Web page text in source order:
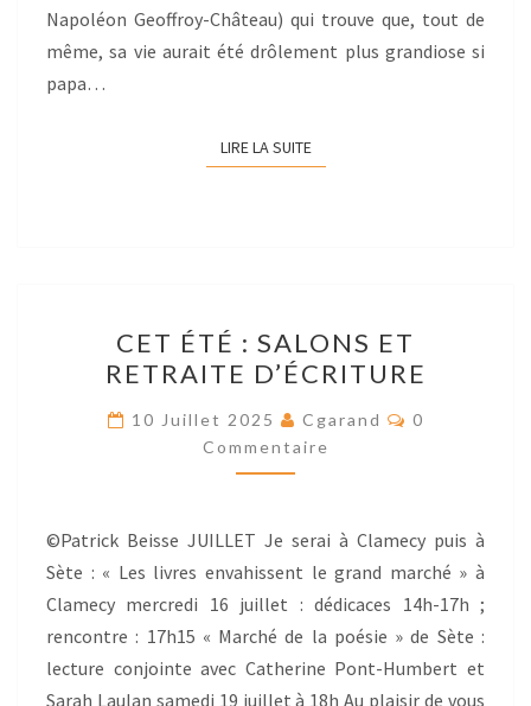
Napoléon Geoffroy-Château) qui trouve que, tout de
même, sa vie aurait été drôlement plus grandiose si
papa…
LIRE LA SUITELIRE LA SUITE
ÉTÉ
:
SALONS
ET
RETRAITE
CET ÉTÉ : SALONS ET
RETRAITE D’ÉCRITURE
10 Juillet 2025 Cgarand Res
0
Commentaire
©Patrick Beisse JUILLET Je serai à Clamecy puis à
Sète : « Les livres envahissent le grand marché » à
Clamecy mercredi 16 juillet : dédicaces 14h-17h ;
rencontre : 17h15 « Marché de la poésie » de Sète :
lecture conjointe avec Catherine Pont-Humbert et
Sarah Laulan samedi 19 juillet à 18h Au plaisir de vous